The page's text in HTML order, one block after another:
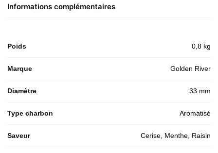
Informations complémentaires
Poids 0,8 kg
Marque Golden River
Diamètre 33 mm
Type charbon Aromatisé
Saveur Cerise, Menthe, Raisin